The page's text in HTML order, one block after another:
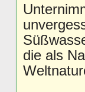
die als